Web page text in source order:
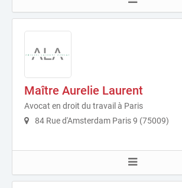
Maître Aurelie Laurent
Avocat en droit du travail à Paris
84 Rue d'Amsterdam Paris 9 (75009)